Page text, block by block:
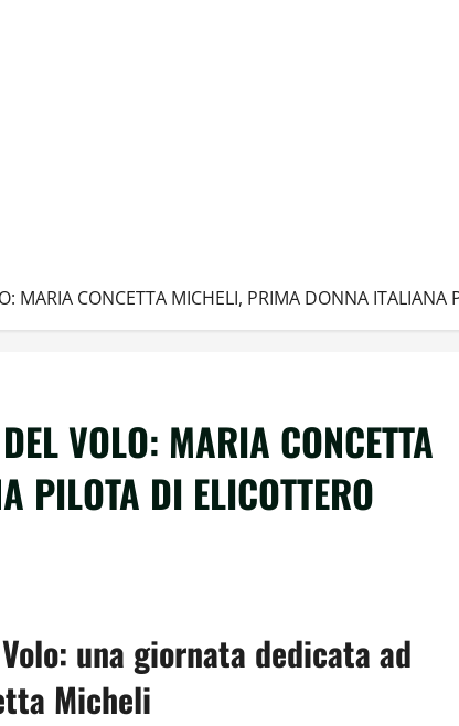
MARIA CONCETTA MICHELI, PRIMA DONNA ITALIANA
VOLO: MARIA CONCETTA
PILOTA DI ELICOTTERO
una giornata dedicata ad
Micheli